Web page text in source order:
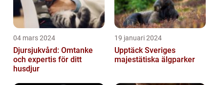
04 mars 2024
Djursjukvård: Omtanke
och expertis för ditt
husdjur
19 januari 2024
Upptäck Sveriges
majestätiska älgparker